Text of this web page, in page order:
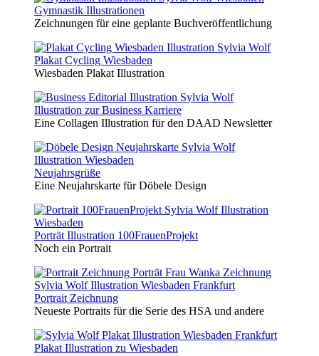
Gymnastik Illustrationen
Zeichnungen für eine geplante Buchveröffentlichung
Plakat Cycling Wiesbaden
Wiesbaden Plakat Illustration
Illustration zur Business Karriere
Eine Collagen Illustration für den DAAD Newsletter
Neujahrsgrüße
Eine Neujahrskarte für Döbele Design
Porträt Illustration 100FrauenProjekt
Noch ein Portrait
Portrait Zeichnung
Neueste Portraits für die Serie des HSA und andere
Plakat Illustration zu Wiesbaden